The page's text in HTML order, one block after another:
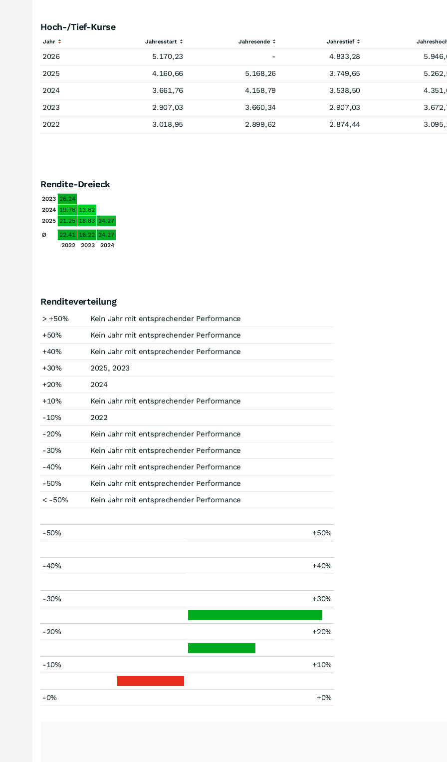
Hoch-/Tief-Kurse
Jahr Jahresstart Jahresende Jahrestief
2026 5.170,23 - 4.833,28
2025
4.160,66 5.168,26 3.749,65
2024
3.661,76 4.158,79 3.538,50
2023
2.907,03 3.660,34 2.907,03
2022
3.018,95 2.899,62 2.874,44
Rendite-Dreieck
2023 26.24
2024 19.76 13.62
2025 21.25 18.83 24.27
Ø
22.41 16.22 24.27
2022
2023 2024
Renditeverteilung
> +50%
Kein Jahr mit entsprechender Performance
+50%
Kein Jahr mit entsprechender Performance
+40%
Kein Jahr mit entsprechender Performance
+30%
2025, 2023
+20%
2024
+10%
Kein Jahr mit entsprechender Performance
-10%
2022
-20%
Kein Jahr mit entsprechender Performance
-30%
Kein Jahr mit entsprechender Performance
-40%
Kein Jahr mit entsprechender Performance
-50%
Kein Jahr mit entsprechender Performance
< -50%
Kein Jahr mit entsprechender Performance
-50% +50%
-40% +40%
-30% +30%
-20% +20%
-10% +10%
-0% +0%